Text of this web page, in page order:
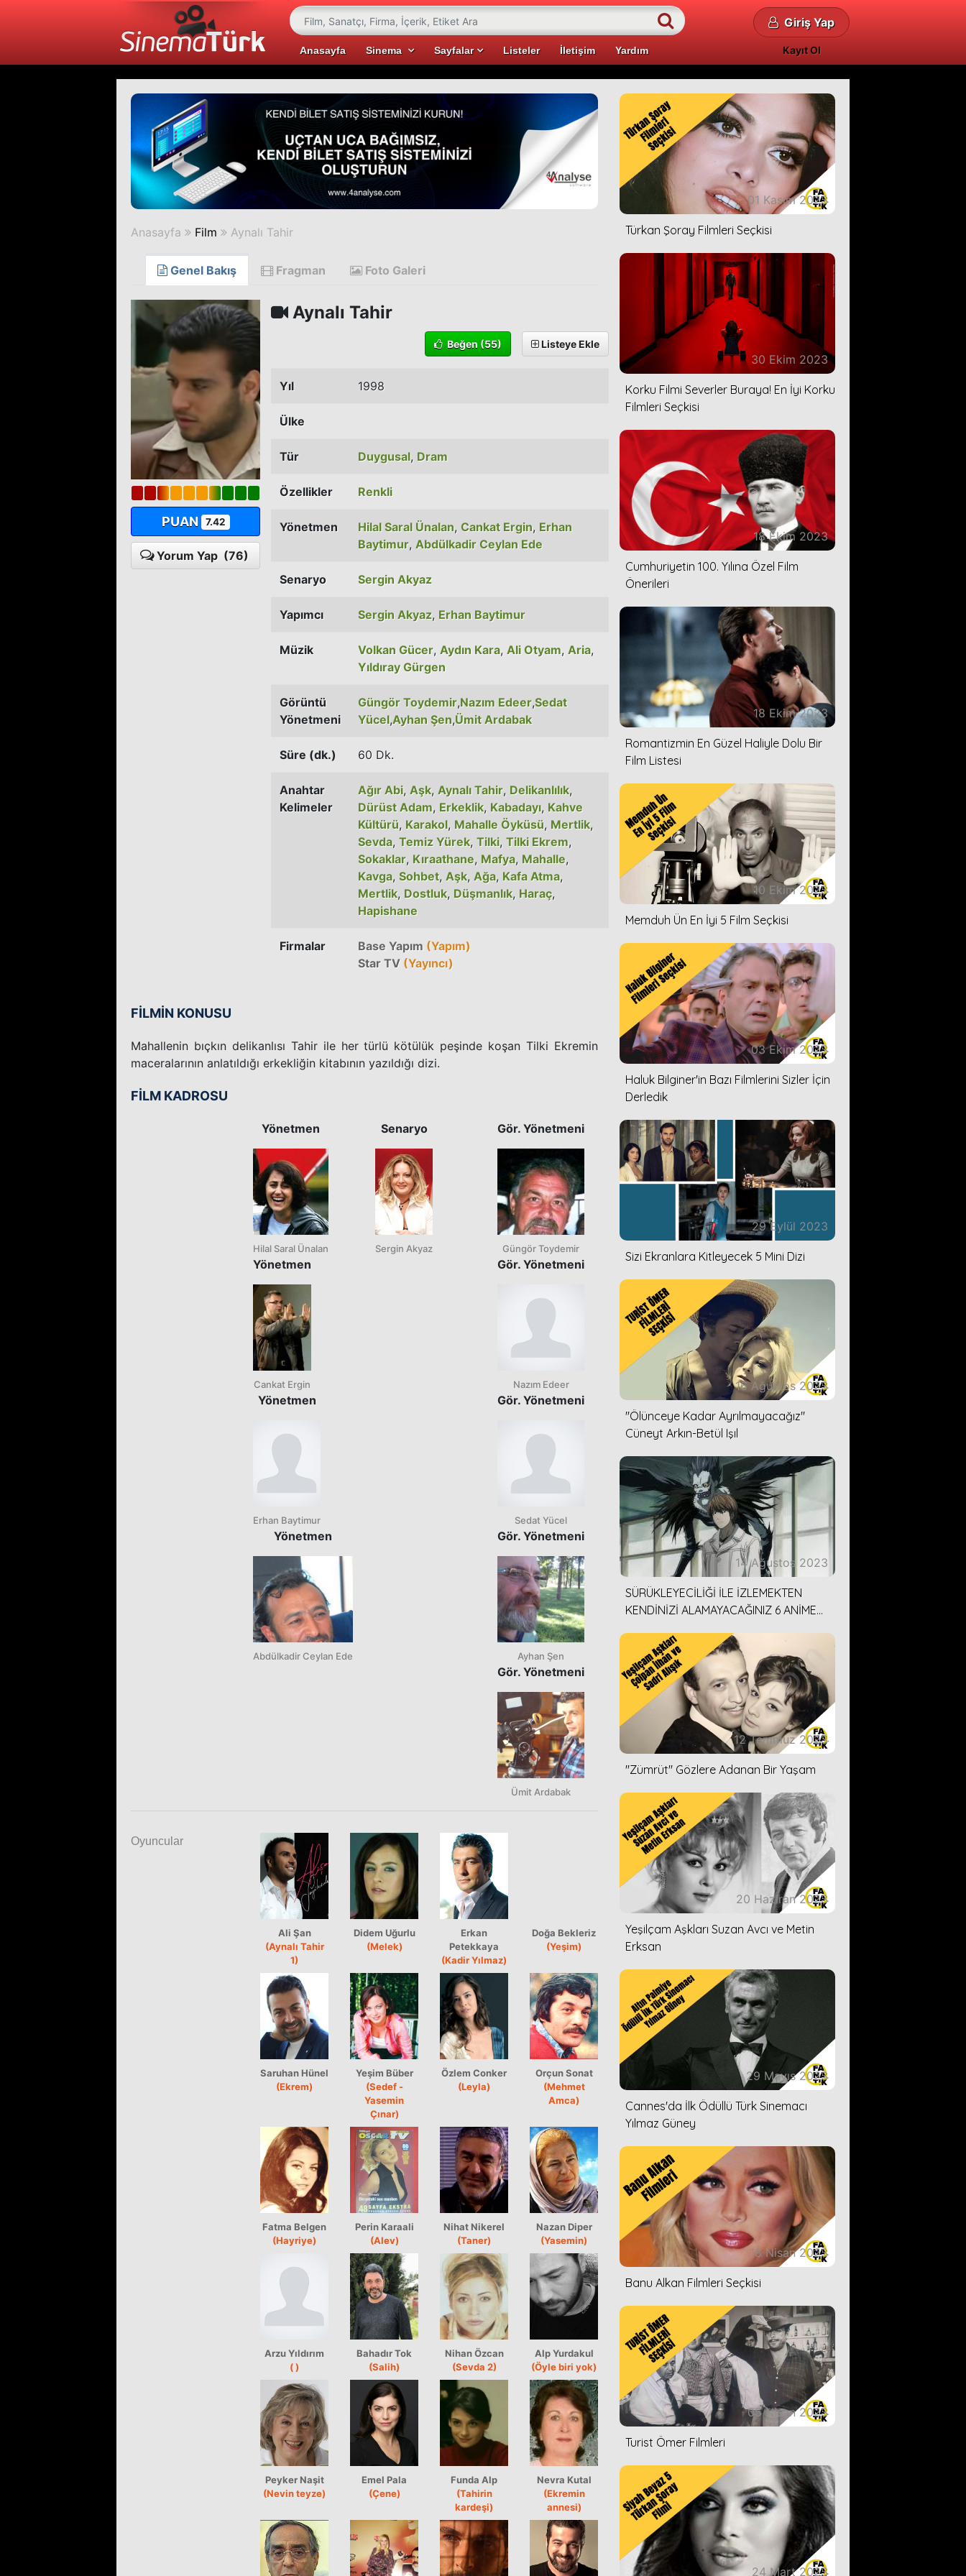
Anasayfa Sinema Sayfalar Listeler İletişim Yardım
Giriş Yap
Kayıt Ol
Anasayfa Film Aynalı Tahir
Genel Bakış Fragman Foto Galeri
PUAN 7.42
Yorum Yap (76)
Aynalı Tahir
Beğen (55) Listeye Ekle
Yıl 1998
Ülke
Tür Duygusal, Dram
Özellikler Renkli
Yönetmen Hilal Saral Ünalan, Cankat Ergin, Erhan
Baytimur, Abdülkadir Ceylan Ede
Senaryo Sergin Akyaz
Yapımcı Sergin Akyaz, Erhan Baytimur
Müzik Volkan Gücer, Aydın Kara, Ali Otyam, Aria,
Yıldıray Gürgen
Görüntü
Yönetmeni
Güngör Toydemir,Nazım Edeer,Sedat
Yücel,Ayhan Şen,Ümit Ardabak
Süre (dk.) 60 Dk.
Anahtar
Kelimeler
Ağır Abi, Aşk, Aynalı Tahir, Delikanlılık,
Dürüst Adam, Erkeklik, Kabadayı, Kahve
Kültürü, Karakol, Mahalle Öyküsü, Mertlik,
Sevda, Temiz Yürek, Tilki, Tilki Ekrem,
Sokaklar, Kıraathane, Mafya, Mahalle,
Kavga, Sohbet, Aşk, Ağa, Kafa Atma,
Mertlik, Dostluk, Düşmanlık, Haraç,
Hapishane
Firmalar Base Yapım (Yapım)
Star TV (Yayıncı)
FİLMİN KONUSU
Mahallenin bıçkın delikanlısı Tahir ile her türlü kötülük peşinde koşan Tilki Ekremin
maceralarının anlatıldığı erkekliğin kitabının yazıldığı dizi.
FİLM KADROSU
Yönetmen
Hilal Saral Ünalan
Yönetmen
Cankat Ergin
Yönetmen
Erhan Baytimur
Yönetmen
Abdülkadir Ceylan Ede
Senaryo
Sergin Akyaz
Gör. Yönetmeni
Güngör Toydemir
Gör. Yönetmeni
Nazım Edeer
Gör. Yönetmeni
Sedat Yücel
Gör. Yönetmeni
Ayhan Şen
Gör. Yönetmeni
Ümit Ardabak
Oyuncular
Ali Şan
(Aynalı Tahir
1)
Didem Uğurlu
(Melek)
Erkan
Petekkaya
(Kadir Yılmaz)
Doğa Bekleriz
(Yeşim)
Saruhan Hünel
(Ekrem)
Yeşim Büber
(Sedef -
Yasemin
Çınar)
Özlem Conker
(Leyla)
Orçun Sonat
(Mehmet
Amca)
Fatma Belgen
(Hayriye)
Perin Karaali
(Alev)
Nihat Nikerel
(Taner)
Nazan Diper
(Yasemin)
Arzu Yıldırım
( )
Bahadır Tok
(Salih)
Nihan Özcan
(Sevda 2)
Alp Yurdakul
(Öyle biri yok)
Peyker Naşit
(Nevin teyze)
Emel Pala
(Çene)
Funda Alp
(Tahirin
kardeşi)
Nevra Kutal
(Ekremin
annesi)
01 Kasım 2023
Türkan Şoray Filmleri Seçkisi
30 Ekim 2023
Korku Filmi Severler Buraya! En İyi Korku
Filmleri Seçkisi
18 Ekim 2023
Cumhuriyetin 100. Yılına Özel Film
Önerileri
18 Ekim 2023
Romantizmin En Güzel Haliyle Dolu Bir
Film Listesi
10 Ekim 2023
Memduh Ün En İyi 5 Film Seçkisi
03 Ekim 2023
Haluk Bilginer'in Bazı Filmlerini Sizler İçin
Derledik
29 Eylül 2023
Sizi Ekranlara Kitleyecek 5 Mini Dizi
16 Ağustos 2023
''Ölünceye Kadar Ayrılmayacağız''
Cüneyt Arkın-Betül Işıl
14 Ağustos 2023
SÜRÜKLEYECİLİĞİ İLE İZLEMEKTEN
KENDİNİZİ ALAMAYACAĞINIZ 6 ANİME
12 Temmuz 2023
''Zümrüt'' Gözlere Adanan Bir Yaşam
20 Haziran 2023
Yeşilçam Aşkları Suzan Avcı ve Metin
Erksan
29 Mayıs 2023
Cannes'da İlk Ödüllü Türk Sinemacı
Yılmaz Güney
18 Nisan 2023
Banu Alkan Filmleri Seçkisi
05 Nisan 2023
Turist Ömer Filmleri
24 Mart 2023